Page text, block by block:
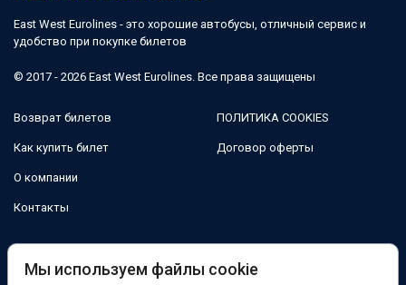
East West Eurolines - это хорошие автобусы, отличный сервис и
удобство при покупке билетов
© 2017 - 2026 East West Eurolines. Все права защищены
Возврат билетов
Как купить билет
О компании
Контакты
ПОЛИТИКА COOKIES
Договор оферты
Мы используем файлы cookie